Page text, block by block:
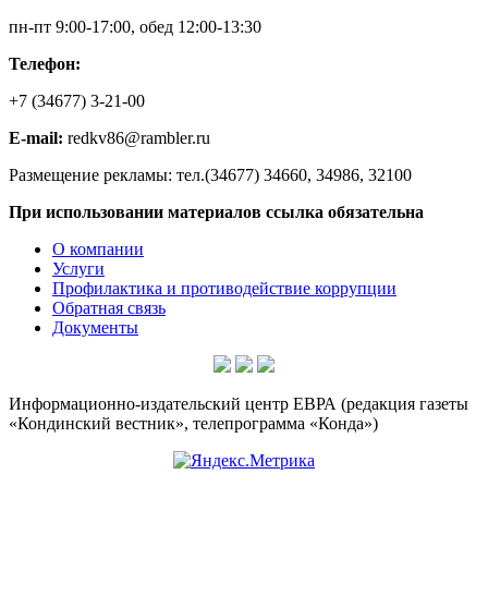
пн-пт 9:00-17:00, обед 12:00-13:30
Телефон:
+7 (34677) 3-21-00
E-mail: redkv86@rambler.ru
Размещение рекламы: тел.(34677) 34660, 34986, 32100
При использовании материалов ссылка обязательна
О компании
Услуги
Профилактика и противодействие коррупции
Обратная связь
Документы
Информационно-издательский центр ЕВРА (редакция газеты
«Кондинский вестник», телепрограмма «Конда»)